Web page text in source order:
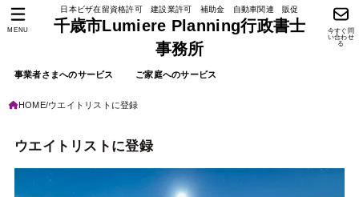
日本ビザ在留資格許可 建設業許可 補助金 自動車関連 販促
千歳市Lumiere Planning行政書士
事務所
事業者さまへのサービス ご家庭へのサービス
今すぐ問
い合わせ
る
MENU
HOME ウエイトリストに登録
ウエイトリストに登録